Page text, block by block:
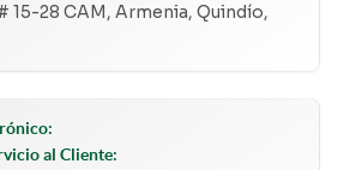
15-28 CAM, Armenia, Quindío,
al Cliente: